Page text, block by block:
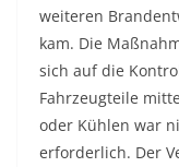
weiteren
kam. Die
sich auf die
Fahrzeugteile
oder Kühlen war
erforderlich. Der